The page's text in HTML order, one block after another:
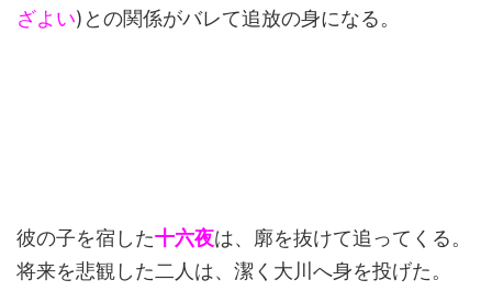
ざよい)との関係がバレて追放の身になる。
彼の子を宿した十六夜は、廓を抜けて追ってくる。
将来を悲観した二人は、潔く大川へ身を投げた。